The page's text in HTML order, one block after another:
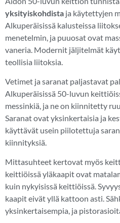
yksityiskohdista ja käytettyjen
Alkuperäisissä kalusteissa
menetelmin, ja puuosat ovat
vaneria. Modernit jäljitelmät
teollisia liitoksia.
Vetimet ja saranat paljastavat
Alkuperäisissä 50-luvun
messinkiä, ja ne on kiinnitetty
Saranat ovat yksinkertaisia ja
käyttävät usein piilotettuja
kiinnityksiä.
Mittasuhteet kertovat myös
keittiöissä yläkaapit ovat
kuin nykyisissä keittiöissä.
kaapit eivät yllä kattoon asti.
yksinkertaisempia, ja